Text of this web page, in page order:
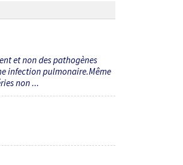
et non des pathogènes
infection pulmonaire.Même
non ...